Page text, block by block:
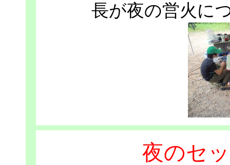
長が夜の営火に
夜のセ